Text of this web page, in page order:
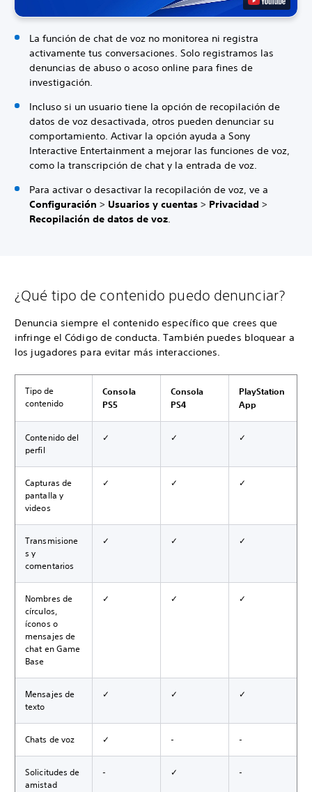
La función de chat de voz no monitorea ni registra
activamente tus conversaciones. Solo registramos las
denuncias de abuso o acoso online para fines de
investigación.
Incluso si un usuario tiene la opción de recopilación de
datos de voz desactivada, otros pueden denunciar su
comportamiento. Activar la opción ayuda a Sony
Interactive Entertainment a mejorar las funciones de voz,
como la transcripción de chat y la entrada de voz.
Para activar o desactivar la recopilación de voz, ve a
Configuración > Usuarios y cuentas > Privacidad >
Recopilación de datos de voz.
¿Qué tipo de contenido puedo denunciar?
Denuncia siempre el contenido específico que crees que
infringe el Código de conducta. También puedes bloquear a
los jugadores para evitar más interacciones.
Tipo de
contenido
Consola
PS5
Consola
PS4
PlayStation
App
Contenido del
perfil
✓ ✓ ✓
Capturas de
pantalla y
videos
✓ ✓ ✓
Transmisione
s y
comentarios
✓ ✓ ✓
Nombres de
círculos,
íconos o
mensajes de
chat en Game
Base
✓ ✓ ✓
Mensajes de
texto
✓ ✓ ✓
Chats de voz ✓ - -
Solicitudes de
amistad
- ✓ -